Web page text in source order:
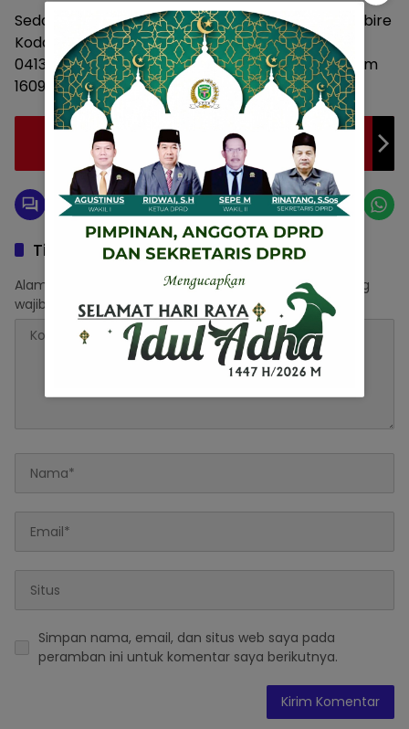
Sedangkan Katagori Kota, Juara 1 Kodim 1705/Nabire
Kodam XVII/Cendrawasih, Juara 2 Kodim
0413/Bangka Kodam II/Sriwijaya dan Juara 3 Kodim
1609/Buleleng Kodam IX/Udayana. (*)
Perjalanan JAMU UNESCO dalam Kesadaran
Jiwa Agung Borobudur
Tinggalkan Balasan
Alamat email Anda tidak akan dipublikasikan. Ruas yang
wajib ditandai *
Simpan nama, email, dan situs web saya pada
peramban ini untuk komentar saya berikutnya.